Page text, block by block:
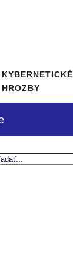
KYBERNETICKÉ
HROZBY